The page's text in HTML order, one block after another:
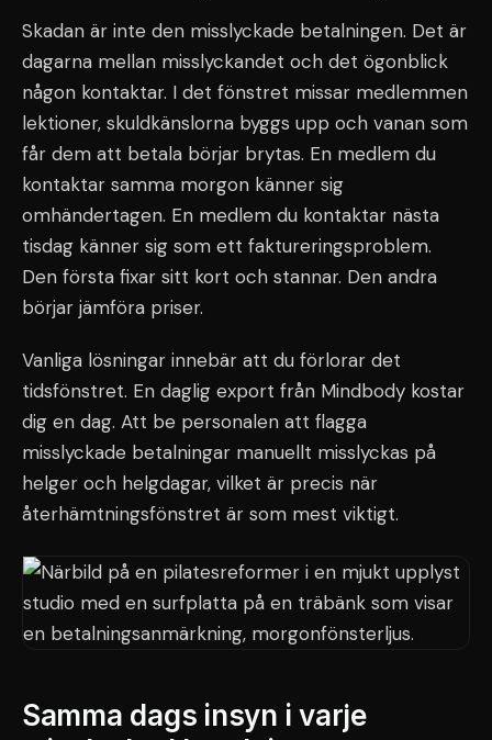
Skadan är inte den misslyckade betalningen. Det är
dagarna mellan misslyckandet och det ögonblick
någon kontaktar. I det fönstret missar medlemmen
lektioner, skuldkänslorna byggs upp och vanan som
får dem att betala börjar brytas. En medlem du
kontaktar samma morgon känner sig
omhändertagen. En medlem du kontaktar nästa
tisdag känner sig som ett faktureringsproblem.
Den första fixar sitt kort och stannar. Den andra
börjar jämföra priser.
Vanliga lösningar innebär att du förlorar det
tidsfönstret. En daglig export från Mindbody kostar
dig en dag. Att be personalen att flagga
misslyckade betalningar manuellt misslyckas på
helger och helgdagar, vilket är precis när
återhämtningsfönstret är som mest viktigt.
Samma dags insyn i varje